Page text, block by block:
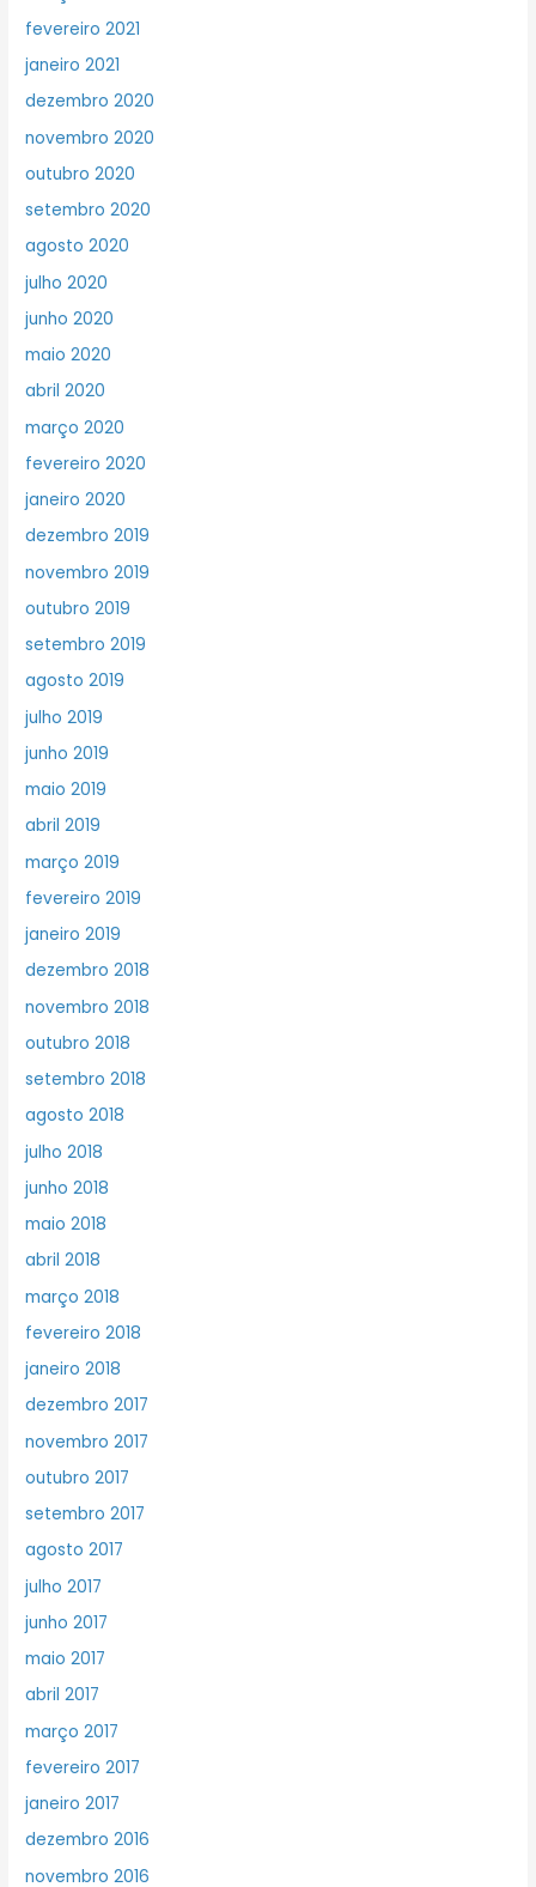
fevereiro 2021
janeiro 2021
dezembro 2020
novembro 2020
outubro 2020
setembro 2020
agosto 2020
julho 2020
junho 2020
maio 2020
abril 2020
março 2020
fevereiro 2020
janeiro 2020
dezembro 2019
novembro 2019
outubro 2019
setembro 2019
agosto 2019
julho 2019
junho 2019
maio 2019
abril 2019
março 2019
fevereiro 2019
janeiro 2019
dezembro 2018
novembro 2018
outubro 2018
setembro 2018
agosto 2018
julho 2018
junho 2018
maio 2018
abril 2018
março 2018
fevereiro 2018
janeiro 2018
dezembro 2017
novembro 2017
outubro 2017
setembro 2017
agosto 2017
julho 2017
junho 2017
maio 2017
abril 2017
março 2017
fevereiro 2017
janeiro 2017
dezembro 2016
novembro 2016